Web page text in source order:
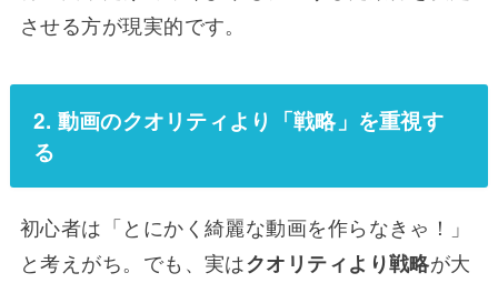
させる方が現実的です。
2. 動画のクオリティより「戦略」を重視す
る
初心者は「とにかく綺麗な動画を作らなきゃ！」
と考えがち。でも、実はクオリティより戦略が大